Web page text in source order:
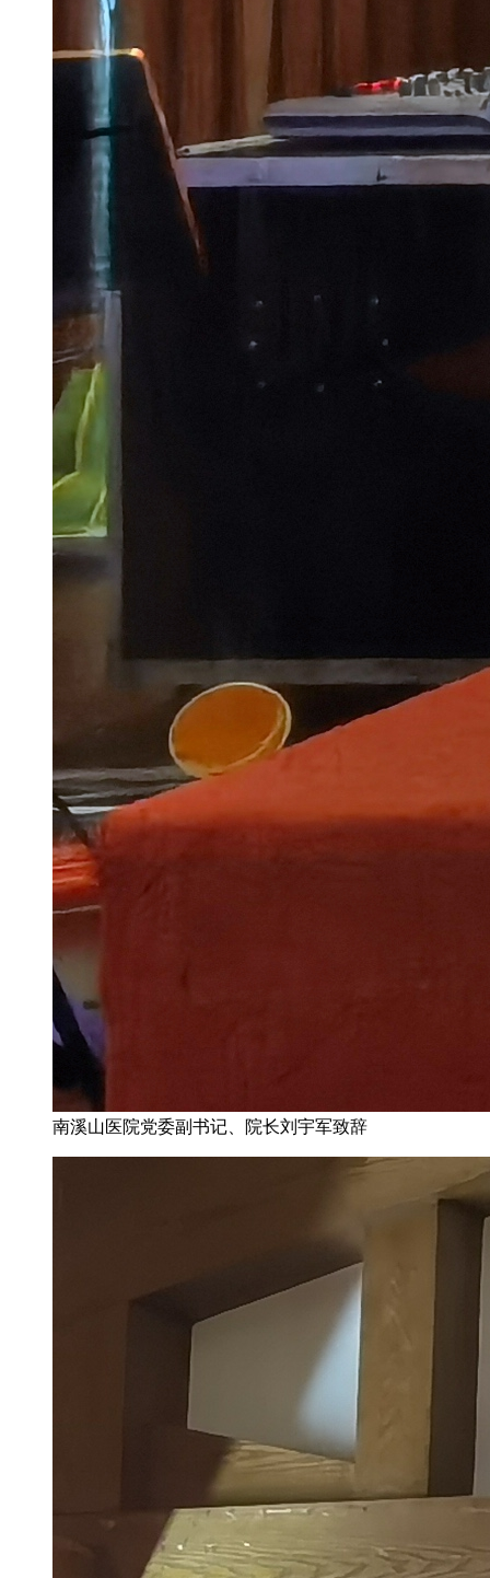
南溪山医院党委副书记、院长刘宇军致辞